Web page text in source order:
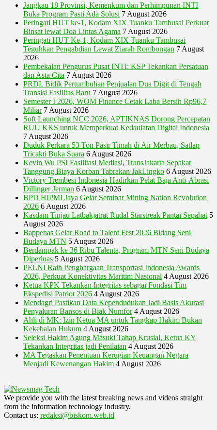
Jangkau 18 Provinsi, Kemenkum dan Perhimpunan INTI
Buka Program Pasti Ada Solusi 7 August 2026
Peringati HUT ke-1, Kodam XIX Tuanku Tambusai Perkuat
Binsat lewat Doa Lintas Agama 7 August 2026
Peringati HUT Ke-1, Kodam XIX Tuanku Tambusai
Teguhkan Pengabdian Lewat Ziarah Rombongan 7 August
2026
Pembekalan Pengurus Pusat INTI: KSP Tekankan Persatuan
dan Asta Cita 7 August 2026
PRDL Bidik Pertumbuhan Penjualan Dua Digit di Tengah
Transisi Fasilitas Baru 7 August 2026
Semester I 2026, WOM Finance Cetak Laba Bersih Rp96,7
Miliar 7 August 2026
Soft Launching NCC 2026, APTIKNAS Dorong Percepatan
RUU KKS untuk Memperkuat Kedaulatan Digital Indonesia
7 August 2026
Duduk Perkara 53 Ton Pasir Timah di Air Merbau, Satlap
Tricakti Buka Suara 6 August 2026
Kevin Wu PSI Fasilitasi Mediasi, TransJakarta Sepakat
Tanggung Biaya Korban Tabrakan JakLingko 6 August 2026
Victory Trembesi Indonesia Hadirkan Pelat Baja Anti-Abrasi
Dillinger Jerman 6 August 2026
BPD HIPMI Jaya Gelar Seminar Mining Nation Revolution
2026 6 August 2026
Kasdam Tinjau Latbakjatrat Rudal Starstreak Pantai Sepahat 5
August 2026
Bappenas Gelar Road to Talent Fest 2026 Bidang Seni
Budaya MTN 5 August 2026
Berdampak ke 36 Ribu Talenta, Program MTN Seni Budaya
Diperluas 5 August 2026
PELNI Raih Penghargaan Transportasi Indonesia Awards
2026, Perkuat Konektivitas Maritim Nasional 4 August 2026
Ketua KPK Tekankan Integritas sebagai Fondasi Tim
Ekspedisi Patriot 2026 4 August 2026
Mendagri Pastikan Data Kependudukan Jadi Basis Akurasi
Penyaluran Bansos di Biak Numfor 4 August 2026
Ahli di MK: Izin Ketua MA untuk Tangkap Hakim Bukan
Kekebalan Hukum 4 August 2026
Seleksi Hakim Agung Masuki Tahap Krusial, Ketua KY
Tekankan Integritas jadi Penilaian 4 August 2026
MA Tegaskan Penentuan Kerugian Keuangan Negara
Menjadi Kewenangan Hakim 4 August 2026
We provide you with the latest breaking news and videos straight
from the information technology industry.
Contact us: redaksi@biskom.web.id